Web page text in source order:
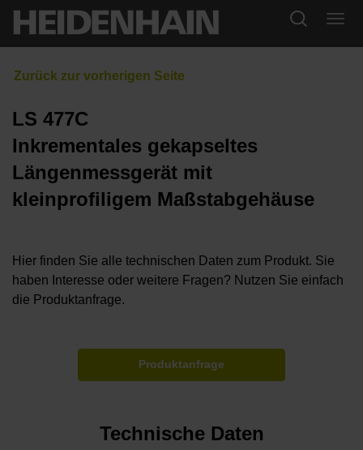
LS 477C
Inkrementales gekapseltes
Längenmessgerät mit
kleinprofiligem Maßstabgehäuse
Hier finden Sie alle technischen Daten zum Produkt. Sie
haben Interesse oder weitere Fragen? Nutzen Sie einfach
die Produktanfrage.
Produktanfrage
Technische Daten